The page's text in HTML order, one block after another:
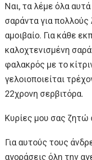
Ναι, τα λέμε όλα
σαράντα για
αμοιβαίο. Για κάθε
καλοχτενισμένη
φαλακρός με το
γελοιοποιείται
22χρονη σερβιτόρα.
Κυρίες μου σας ζητώ
Για αυτούς τους
αγοράσεις όλη την